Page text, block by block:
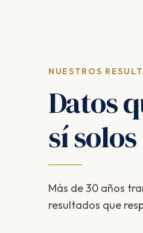
NUESTROS
Datos
sí solos
Más de 30 años
resultados que